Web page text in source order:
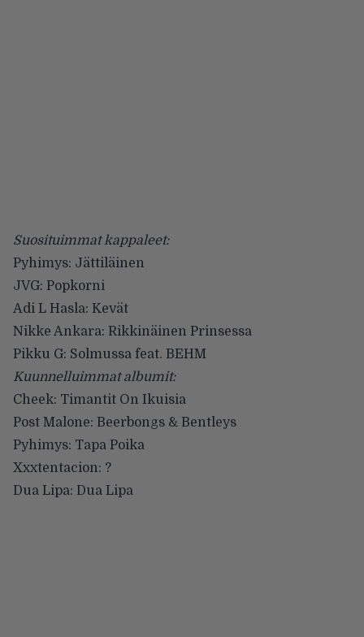
Suosituimmat kappaleet:
Pyhimys: Jättiläinen
JVG: Popkorni
Adi L Hasla: Kevät
Nikke Ankara: Rikkinäinen Prinsessa
Pikku G: Solmussa feat. BEHM
Kuunnelluimmat albumit:
Cheek: Timantit On Ikuisia
Post Malone: Beerbongs & Bentleys
Pyhimys: Tapa Poika
Xxxtentacion: ?
Dua Lipa: Dua Lipa